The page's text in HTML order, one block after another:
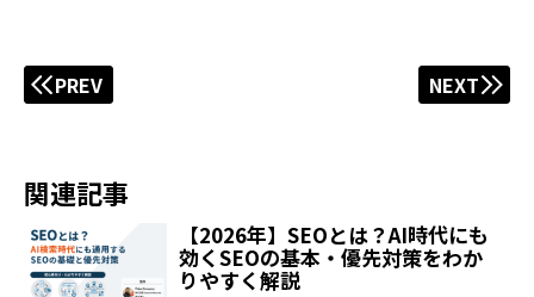
PREV NEXT
関連記事
【2026年】SEOとは？AI時代にも
効くSEOの基本・優先対策をわか
りやすく解説